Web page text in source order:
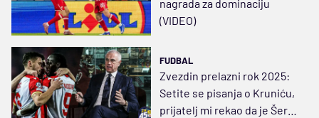
nagrada za dominaciju
(VIDEO)
FUDBAL
Zvezdin prelazni rok 2025:
Setite se pisanja o Kruniću,
prijatelj mi rekao da je Šerif